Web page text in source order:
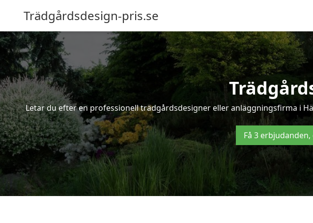
Trädgårdsdesign-pris.se
Letar du efter en professionell trädgårdsdesigner eller anläggningsfirma i
Få 3